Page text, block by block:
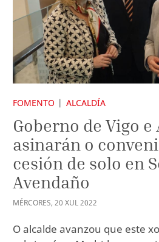
FOMENTO ALCALDÍA
Goberno de Vigo e
asinarán o
cesión de solo en
Avendaño
MÉRCORES, 20 XUL2022
O alcalde avanzou que este